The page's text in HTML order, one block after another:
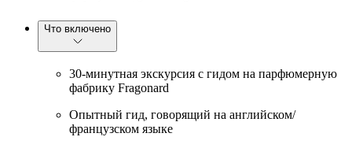
Что включено
30-минутная экскурсия с гидом на парфюмерную
фабрику Fragonard
Опытный гид, говорящий на английском/
французском языке